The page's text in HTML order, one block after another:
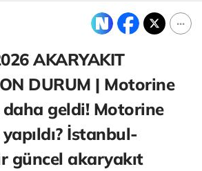
AKARYAKIT
DURUM | Motorine
geldi! Motorine
İstanbul-
güncel akaryakıt